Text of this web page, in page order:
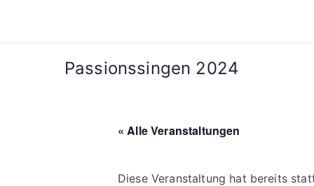
Passionssingen 2024
« Alle Veranstaltungen
Diese Veranstaltung hat bereits